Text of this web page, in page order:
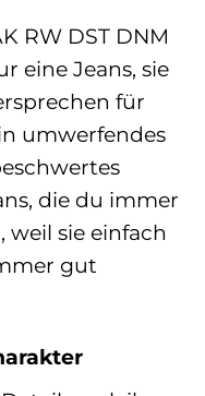
RW DST DNM
eine Jeans, sie
für
umwerfendes
die du immer
sie einfach
gut